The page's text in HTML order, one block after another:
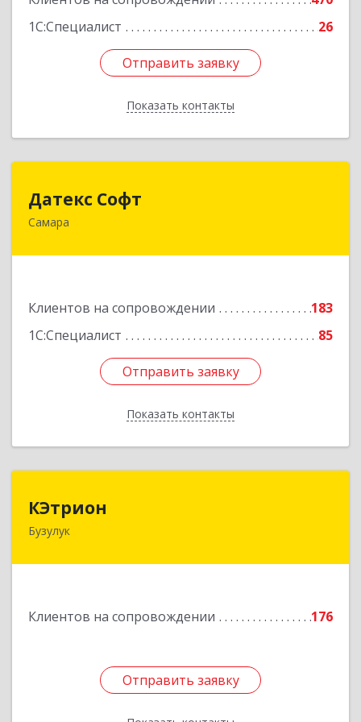
1С:Специалист
26
Отправить заявку
Показать контакты
Отправить заявку
Назад
Датекс Софт
Самара
Клиентов на сопровождении
183
1С:Специалист
85
Отправить заявку
Показать контакты
443070, Самарская обл, Самара г, Партизанская
Отправить заявку
Назад
КЭтрион
Бузулук
Клиентов на сопровождении 176
Отправить заявку
461040, Оренбургская обл, Бузулук г, Пушкина
Отправить заявку